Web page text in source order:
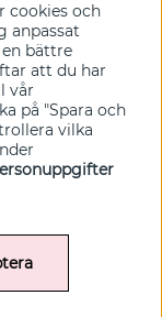
här nedan.
tack!
AB 2022
cookies och
anpassat
bättre
att du har
vår
på "Spara och
vilka